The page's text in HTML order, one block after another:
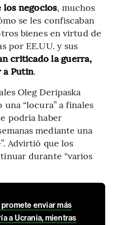
los negocios, muchos
se les confiscaban
bienes en virtud de
por EE.UU. y sus
criticado la guerra,
a Putin.
Oleg Deripaska
“locura” a finales
podría haber
mediante una
Advirtió que los
durante “varios
enviar más
a Ucrania, mientras